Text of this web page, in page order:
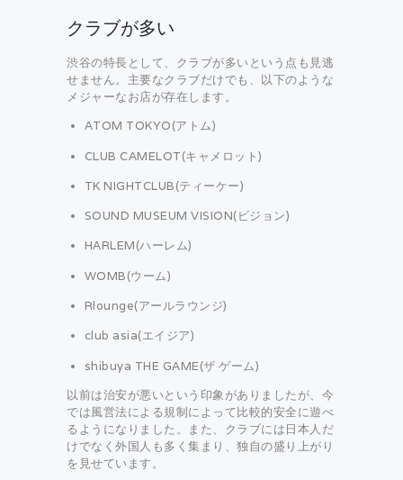
クラブが多い
渋谷の特長として、クラブが多いという点も見逃
せません。主要なクラブだけでも、以下のような
メジャーなお店が存在します。
ATOM TOKYO(アトム)
CLUB CAMELOT(キャメロット)
TK NIGHTCLUB(ティーケー)
SOUND MUSEUM VISION(ビジョン)
HARLEM(ハーレム)
WOMB(ウーム)
Rlounge(アールラウンジ)
club asia(エイジア)
shibuya THE GAME(ザ ゲーム)
以前は治安が悪いという印象がありましたが、今
では風営法による規制によって比較的安全に遊べ
るようになりました。また、クラブには日本人だ
けでなく外国人も多く集まり、独自の盛り上がり
を見せています。